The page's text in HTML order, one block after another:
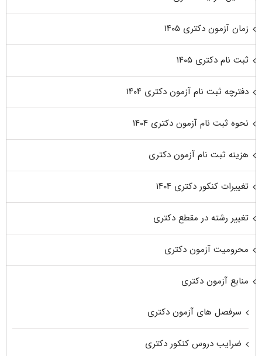
زمان آزمون دکتری ۱۴۰۵
ثبت نام دکتری ۱۴۰۵
دفترچه ثبت نام آزمون دکتری ۱۴۰۴
نحوه ثبت نام آزمون دکتری ۱۴۰۴
هزینه ثبت نام آزمون دکتری
تغییرات کنکور دکتری ۱۴۰۴
تغییر رشته در مقطع دکتری
محرومیت آزمون دکتری
منابع آزمون دکتری
سرفصل های آزمون دکتری
ضرایب دروس کنکور دکتری